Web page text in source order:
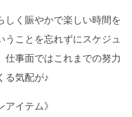
しく賑やかで楽しい時間を
うことを忘れずにスケジュ
仕事面ではこれまでの努力
る気配が♪
イテム》